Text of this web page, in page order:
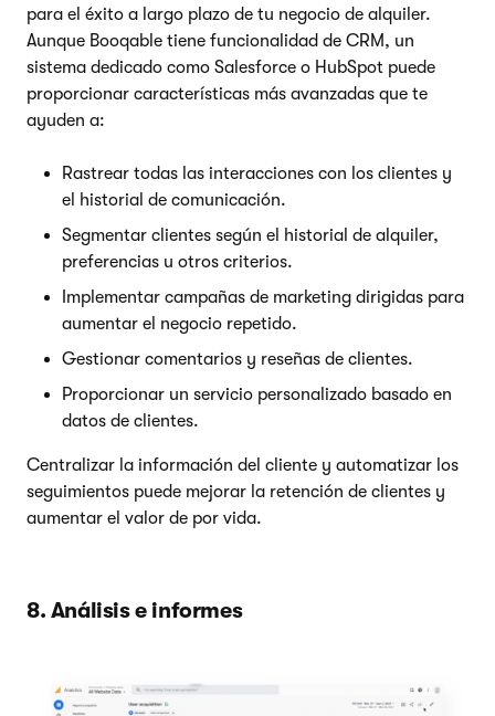
para el éxito a largo plazo de tu negocio de alquiler.
Aunque Booqable tiene funcionalidad de CRM, un
sistema dedicado como Salesforce o HubSpot puede
proporcionar características más avanzadas que te
ayuden a:
Rastrear todas las interacciones con los clientes y
el historial de comunicación.
Segmentar clientes según el historial de alquiler,
preferencias u otros criterios.
Implementar campañas de marketing dirigidas para
aumentar el negocio repetido.
Gestionar comentarios y reseñas de clientes.
Proporcionar un servicio personalizado basado en
datos de clientes.
Centralizar la información del cliente y automatizar los
seguimientos puede mejorar la retención de clientes y
aumentar el valor de por vida.
8. Análisis e informes